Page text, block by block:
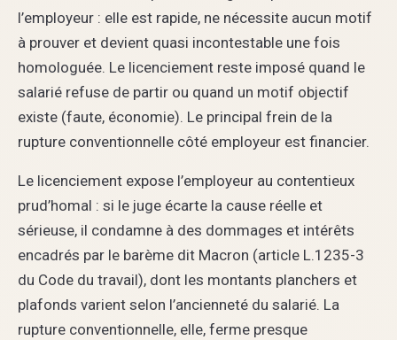
l’employeur : elle est rapide, ne nécessite aucun motif
à prouver et devient quasi incontestable une fois
homologuée. Le licenciement reste imposé quand le
salarié refuse de partir ou quand un motif objectif
existe (faute, économie). Le principal frein de la
rupture conventionnelle côté employeur est financier.
Le licenciement expose l’employeur au contentieux
prud’homal : si le juge écarte la cause réelle et
sérieuse, il condamne à des dommages et intérêts
encadrés par le barème dit Macron (article L.1235-3
du Code du travail), dont les montants planchers et
plafonds varient selon l’ancienneté du salarié. La
rupture conventionnelle, elle, ferme presque